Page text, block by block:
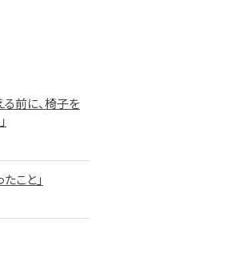
る前に、椅子を
こと」